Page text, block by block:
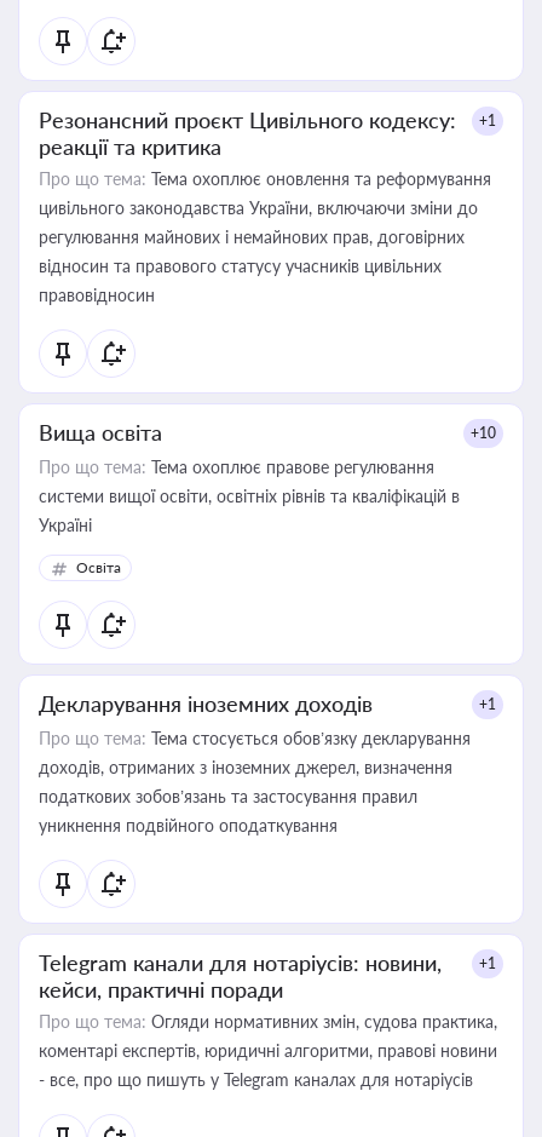
Резонансний проєкт Цивільного кодексу:
реакції та критика
+1
Про що тема: Тема охоплює оновлення та реформування
цивільного законодавства України, включаючи зміни до
регулювання майнових і немайнових прав, договірних
відносин та правового статусу учасників цивільних
правовідносин
Вища освіта +10
Про що тема: Тема охоплює правове регулювання
системи вищої освіти, освітніх рівнів та кваліфікацій в
Україні
Освіта
Декларування іноземних доходів +1
Про що тема: Тема стосується обов’язку декларування
доходів, отриманих з іноземних джерел, визначення
податкових зобов’язань та застосування правил
уникнення подвійного оподаткування
Telegram канали для нотаріусів: новини,
кейси, практичні поради
+1
Про що тема: Огляди нормативних змін, судова практика,
коментарі експертів, юридичні алгоритми, правові новини
- все, про що пишуть у Telegram каналах для нотаріусів